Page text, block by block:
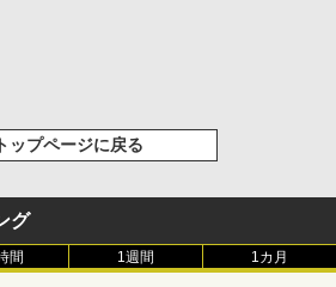
トップページに戻る
グ
間 1週間 1カ月